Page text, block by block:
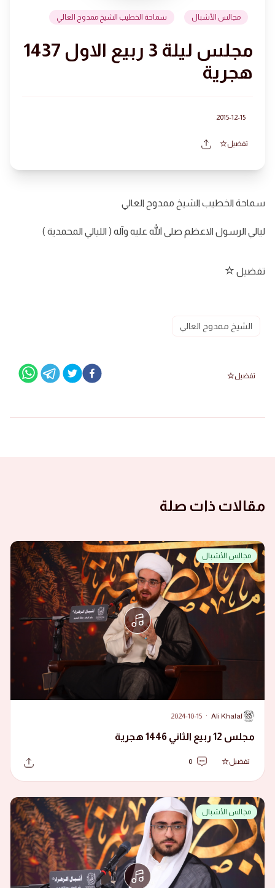
مجالس الأشبال سماحة الخطيب الشيخ ممدوح العالي
مجلس ليلة 3 ربيع الاول 1437
هجرية
2015-12-15
تفضيل
سماحة الخطيب الشيخ ممدوح العالي
ليالي الرسول الاعظم صلى الله عليه وآله ( الليالي المحمدية )
تفضيل
الشيخ ممدوح العالي
تفضيل
مقالات ذات صلة
مجالس الأشبال
A
Ali Khalaf
·
2024-10-15
مجلس 12 ربيع الثاني 1446 هجرية
تفضيل 0
مجالس الأشبال